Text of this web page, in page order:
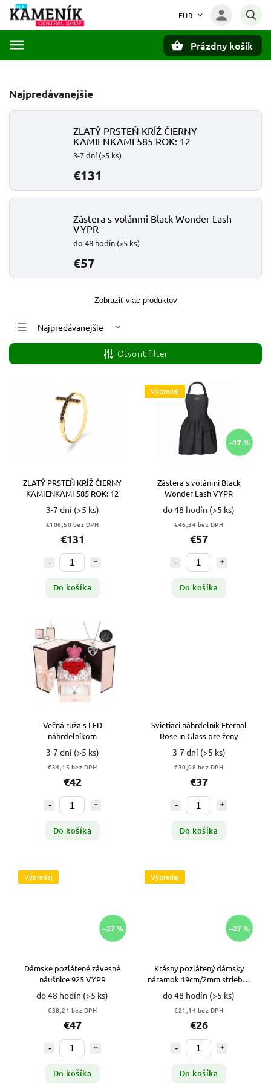
EUR
Prázdny košík
Najpredávanejšie
ZLATÝ PRSTEŇ KRÍŽ ČIERNY
KAMIENKAMI 585 ROK: 12
3-7 dní (>5 ks)
€131
Zástera s volánmi Black Wonder Lash
VYPR
do 48 hodín (>5 ks)
€57
Zobraziť viac produktov
Najpredávanejšie
Najlacnejšie
Najdrahšie
Otvoriť filter
ZLATÝ PRSTEŇ KRÍŽ ČIERNY
KAMIENKAMI 585 ROK: 12
3-7 dní (>5 ks)
€106,50 bez DPH
€131
Do košíka
Výpredaj
–17 %
Zástera s volánmi Black
Wonder Lash VYPR
do 48 hodín (>5 ks)
€46,34 bez DPH
€57
Do košíka
Večná ruža s LED
náhrdelníkom
3-7 dní (>5 ks)
€34,15 bez DPH
€42
Do košíka
Svietiaci náhrdelník Eternal
Rose in Glass pre ženy
3-7 dní (>5 ks)
€30,08 bez DPH
€37
Do košíka
Výpredaj
–27 %
Dámske pozlátené závesné
náušnice 925 VYPR
do 48 hodín (>5 ks)
€38,21 bez DPH
€47
Do košíka
Výpredaj
–27 %
Krásny pozlátený dámsky
náramok 19cm/2mm striebro
pr. 925 VYPR
do 48 hodín (>5 ks)
€21,14 bez DPH
€26
Do košíka